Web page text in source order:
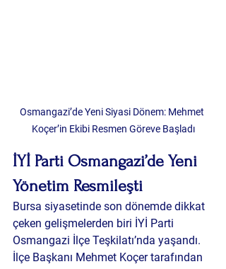
Osmangazi’de Yeni Siyasi Dönem: Mehmet
Koçer’in Ekibi Resmen Göreve Başladı
İYİ Parti Osmangazi’de Yeni
Yönetim Resmileşti
Bursa siyasetinde son dönemde dikkat
çeken gelişmelerden biri İYİ Parti
Osmangazi İlçe Teşkilatı’nda yaşandı.
İlçe Başkanı Mehmet Koçer tarafından